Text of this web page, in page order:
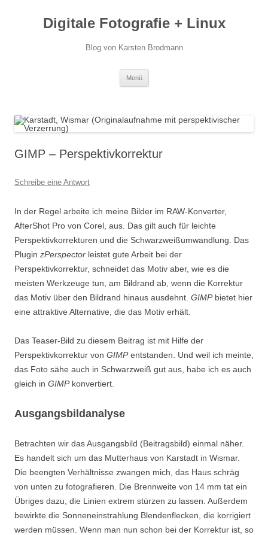
springenDigitale Fotografie + Linux
Blog von Karsten Brodmann
Menü
GIMP – Perspektivkorrektur
Schreibe eine Antwort
In der Regel arbeite ich meine Bilder im RAW-Konverter,
AfterShot Pro von Corel, aus. Das gilt auch für leichte
Perspektivkorrekturen und die Schwarzweißumwandlung. Das
Plugin zPerspector leistet gute Arbeit bei der
Perspektivkorrektur, schneidet das Motiv aber, wie es die
meisten Werkzeuge tun, am Bildrand ab, wenn die Korrektur
das Motiv über den Bildrand hinaus ausdehnt. GIMPbietet hier
eine attraktive Alternative, die das Motiv erhält.
Das Teaser-Bild zu diesem Beitrag ist mit Hilfe der
Perspektivkorrektur von GIMPentstanden. Und weil ich meinte,
das Foto sähe auch in Schwarzweiß gut aus, habe ich es auch
gleich in GIMPkonvertiert.
Ausgangsbildanalyse
Betrachten wir das Ausgangsbild (Beitragsbild) einmal näher.
Es handelt sich um das Mutterhaus von Karstadt in Wismar.
Die beengten Verhältnisse zwangen mich, das Haus schräg
von unten zu fotografieren. Die Brennweite von 14 mm tat ein
Übriges dazu, die Linien extrem stürzen zu lassen. Außerdem
bewirkte die Sonneneinstrahlung Blendenflecken, die korrigiert
werden müssen. Wenn man nun schon bei der Korrektur ist, so